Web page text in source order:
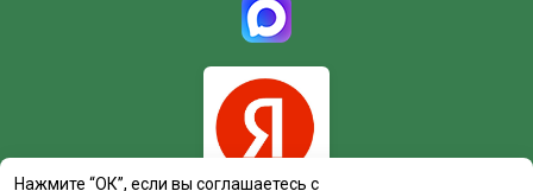
Нажмите “ОК”, если вы соглашаетесь с